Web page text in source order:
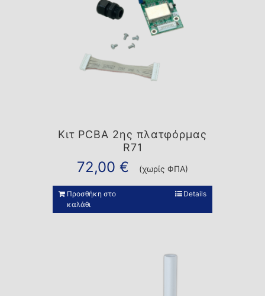
Κιτ PCBA 2ης πλατφόρμας
R71
72,00 € (χωρίς ΦΠΑ)
Προσθήκη στο
καλάθι
Details